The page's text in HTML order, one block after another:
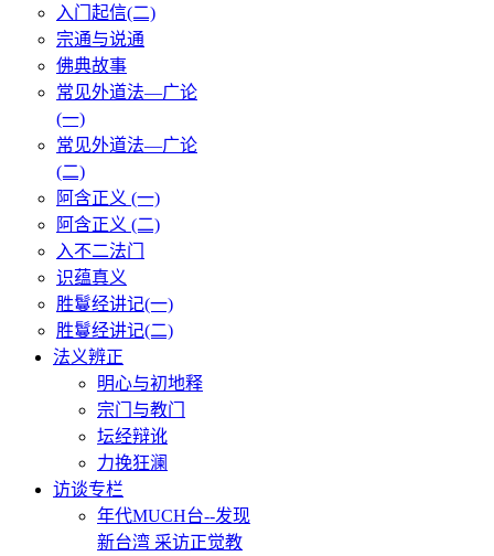
入门起信(二)
宗通与说通
佛典故事
常见外道法—广论
(一)
常见外道法—广论
(二)
阿含正义 (一)
阿含正义 (二)
入不二法门
识蕴真义
胜鬘经讲记(一)
胜鬘经讲记(二)
法义辨正
明心与初地释
宗门与教门
坛经辩讹
力挽狂澜
访谈专栏
年代MUCH台--发现
新台湾 采访正觉教